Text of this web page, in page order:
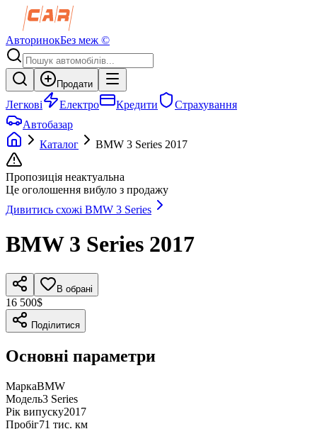
АвторинокБез меж ©
Продати
Легкові Електро Кредити
Страхування
Автобазар
Каталог
BMW 3 Series 2017
Пропозиція неактуальна
Це оголошення вибуло з продажу
Дивитись схожі BMW 3 Series
BMW 3 Series 2017
В обрані
16 500$
Поділитися
Основні параметри
МаркаBMW
Модель3 Series
Рік випуску2017
Пробіг71 тис. км